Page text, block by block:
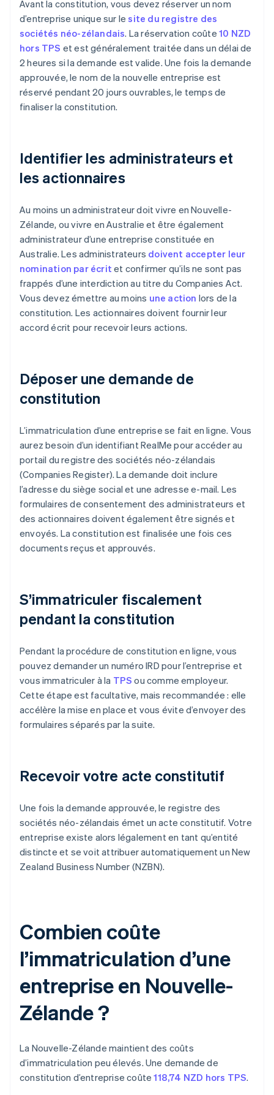
Avant la constitution, vous devez réserver un nom
d’entreprise unique sur lesite du registre des
sociétés néo-zélandais. La réservation coûte10 NZD
hors TPS et est généralement traitée dans un délai de
2 heures si la demande est valide. Une fois la demande
approuvée, le nom de la nouvelle entreprise est
réservé pendant 20 jours ouvrables, le temps de
finaliser la constitution.
Identifier les administrateurs et
les actionnaires
Au moins un administrateur doit vivre en Nouvelle-
Zélande, ou vivre en Australie et être également
administrateur d’une entreprise constituée en
Australie. Les administrateurs doivent accepter leur
nomination par écrit et confirmer qu’ils ne sont pas
frappés d’une interdiction au titre du Companies Act.
Vous devez émettre au moins une action lors de la
constitution. Les actionnaires doivent fournir leur
accord écrit pour recevoir leurs actions.
Déposer une demande de
constitution
L’immatriculation d’une entreprise se fait en ligne. Vous
aurez besoin d’un identifiant RealMe pour accéder au
portail du registre des sociétés néo-zélandais
(Companies Register). La demande doit inclure
l’adresse du siège social et une adresse e-mail. Les
formulaires de consentement des administrateurs et
des actionnaires doivent également être signés et
envoyés. La constitution est finalisée une fois ces
documents reçus et approuvés.
S’immatriculer fiscalement
pendant la constitution
Pendant la procédure de constitution en ligne, vous
pouvez demander un numéro IRD pour l’entreprise et
vous immatriculer à la TPS ou comme employeur.
Cette étape est facultative, mais recommandée : elle
accélère la mise en place et vous évite d’envoyer des
formulaires séparés par la suite.
Recevoir votre acte constitutif
Une fois la demande approuvée, le registre des
sociétés néo-zélandais émet un acte constitutif. Votre
entreprise existe alors légalement en tant qu’entité
distincte et se voit attribuer automatiquement un New
Zealand Business Number (NZBN).
Combien coûte
l’immatriculation d’une
entreprise en Nouvelle-
Zélande ?
La Nouvelle-Zélande maintient des coûts
d’immatriculation peu élevés. Une demande de
constitution d’entreprise coûte118,74 NZD hors TPS.